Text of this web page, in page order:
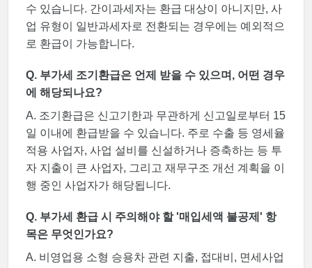
수 있습니다. 간이과세자는 환급 대상이 아니지만, 사
업 유형이 일반과세자로 전환되는 경우에는 예외적으
로 환급이 가능합니다.
Q. 부가세 조기환급은 언제 받을 수 있으며, 어떤 경우
에 해당되나요?
A. 조기환급은 신고기한과 무관하게 신고일로부터 15
일 이내에 환급받을 수 있습니다. 주로 수출 등 영세율
적용 사업자, 사업 설비를 신설하거나 증축하는 등 투
자 지출이 큰 사업자, 그리고 재무구조 개선 계획을 이
행 중인 사업자가 해당됩니다.
Q. 부가세 환급 시 주의해야 할 '매입세액 불공제' 항
목은 무엇인가요?
A. 비영업용 소형 승용차 관련 지출, 접대비, 면세사업